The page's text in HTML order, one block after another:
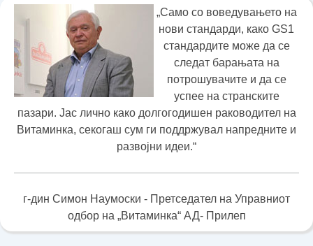
„Само со воведувањето на
нови стандарди, како GS1
стандардите може да се
следат барањата на
потрошувачите и да се
успее на странските
пазари. Јас лично како долгогодишен раководител на
Витаминка, секогаш сум ги поддржувал напредните и
развојни идеи.“
г-дин Симон Наумоски - Претседател на Управниот
одбор на „Витаминка“ АД- Прилеп